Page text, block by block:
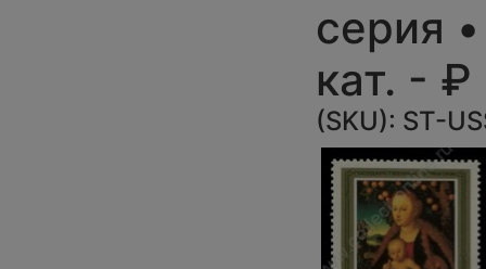
серия
кат. -
(SKU): ST-